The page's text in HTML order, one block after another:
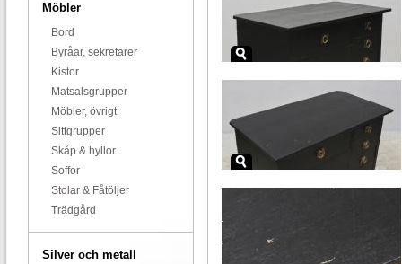
Möbler
Bord
Byråar, sekretärer
Kistor
Matsalsgrupper
Möbler, övrigt
Sittgrupper
Skåp & hyllor
Soffor
Stolar & Fåtöljer
Trädgård
Silver och metall